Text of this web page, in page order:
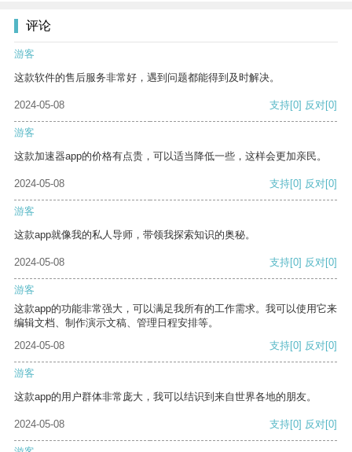
评论
游客
这款软件的售后服务非常好，遇到问题都能得到及时解决。
2024-05-08 支持[0] 反对[0]
游客
这款加速器app的价格有点贵，可以适当降低一些，这样会更加亲民。
2024-05-08 支持[0] 反对[0]
游客
这款app就像我的私人导师，带领我探索知识的奥秘。
2024-05-08 支持[0] 反对[0]
游客
这款app的功能非常强大，可以满足我所有的工作需求。我可以使用它来
编辑文档、制作演示文稿、管理日程安排等。
2024-05-08
支持[0] 反对[0]
游客
这款app的用户群体非常庞大，我可以结识到来自世界各地的朋友。
2024-05-08 支持[0] 反对[0]